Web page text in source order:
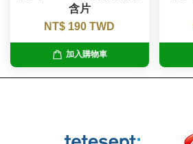
含片
NT$ 190 TWD
加入購物車